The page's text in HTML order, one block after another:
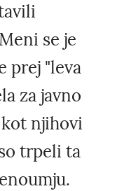
se je
prej "leva
za javno
kot njihovi
trpeli ta